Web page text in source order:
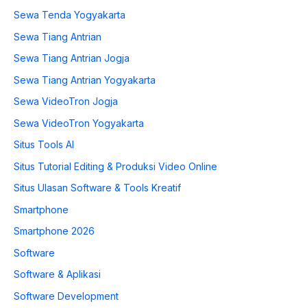
Sewa Tenda Yogyakarta
Sewa Tiang Antrian
Sewa Tiang Antrian Jogja
Sewa Tiang Antrian Yogyakarta
Sewa VideoTron Jogja
Sewa VideoTron Yogyakarta
Situs Tools AI
Situs Tutorial Editing & Produksi Video Online
Situs Ulasan Software & Tools Kreatif
Smartphone
Smartphone 2026
Software
Software & Aplikasi
Software Development